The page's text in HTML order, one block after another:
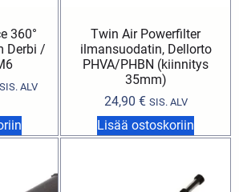
360°
Derbi /
SIS. ALV
Twin Air Powerfilter
ilmansuodatin, Dellorto
PHVA/PHBN (kiinnitys
35mm)
24,90 € SIS. ALV
Lisää ostoskoriin